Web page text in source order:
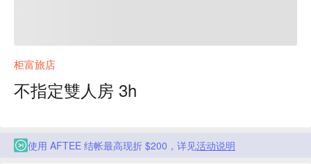
柜富旅店
不指定雙人房 3h
使用 AFTEE 结帐最高现折 $200，详见活动说明